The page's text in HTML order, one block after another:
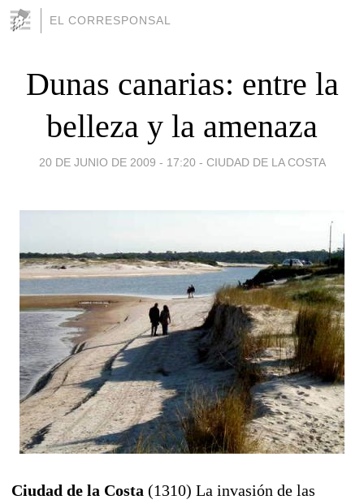
EL CORRESPONSAL
Dunas canarias: entre la
belleza y la amenaza
20 DE JUNIO DE 2009 - 17:20 - CIUDAD DE LA COSTA
Ciudad de la Costa (1310) La invasión de las